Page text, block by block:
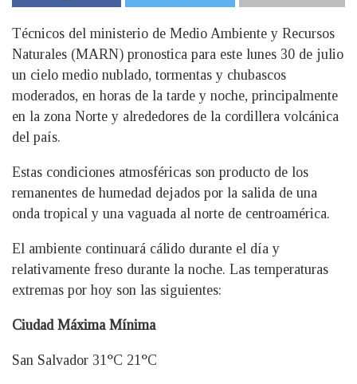
Técnicos del ministerio de Medio Ambiente y Recursos
Naturales (MARN) pronostica para este lunes 30 de julio
un cielo medio nublado, tormentas y chubascos
moderados, en horas de la tarde y noche, principalmente
en la zona Norte y alrededores de la cordillera volcánica
del país.
Estas condiciones atmosféricas son producto de los
remanentes de humedad dejados por la salida de una
onda tropical y una vaguada al norte de centroamérica.
El ambiente continuará cálido durante el día y
relativamente freso durante la noche. Las temperaturas
extremas por hoy son las siguientes:
Ciudad Máxima Mínima
San Salvador 31°C 21°C